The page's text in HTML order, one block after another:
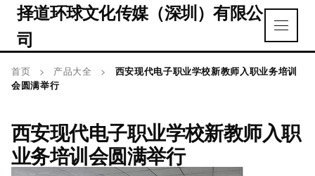
择道环球文化传媒（深圳）有限公
司
首页 > 产品大全 >
西安现代电子职业学校新教师入职业务培训
会圆满举行
西安现代电子职业学校新教师入职
业务培训会圆满举行